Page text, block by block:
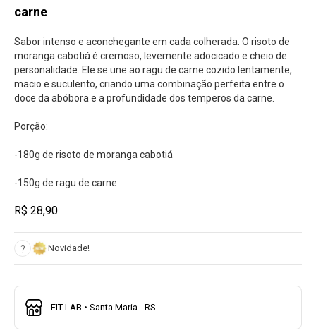
carne
Sabor intenso e aconchegante em cada colherada. O risoto de
moranga cabotiá é cremoso, levemente adocicado e cheio de
personalidade. Ele se une ao ragu de carne cozido lentamente,
macio e suculento, criando uma combinação perfeita entre o
doce da abóbora e a profundidade dos temperos da carne.
Porção:
-180g de risoto de moranga cabotiá
-150g de ragu de carne
R$ 28,90
? Novidade!
FIT LAB • Santa Maria - RS